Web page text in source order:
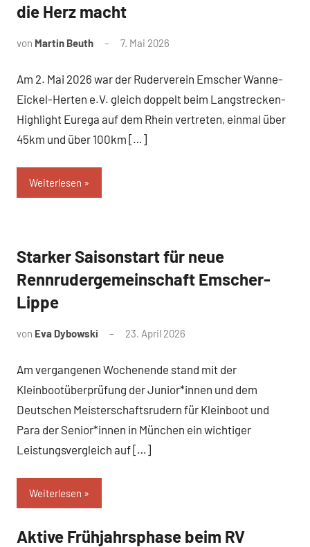
die Herz macht
von Martin Beuth 7. Mai 2026
Am 2. Mai 2026 war der Ruderverein Emscher Wanne-
Eickel-Herten e.V. gleich doppelt beim Langstrecken-
Highlight Eurega auf dem Rhein vertreten, einmal über
45km und über 100km […]
Weiterlesen
News
Starker Saisonstart für neue
Rennrudergemeinschaft Emscher-
Lippe
von Eva Dybowski 23. April 2026
Am vergangenen Wochenende stand mit der
Kleinbootüberprüfung der Junior*innen und dem
Deutschen Meisterschaftsrudern für Kleinboot und
Para der Senior*innen in München ein wichtiger
Leistungsvergleich auf […]
Weiterlesen
News
Aktive Frühjahrsphase beim RV